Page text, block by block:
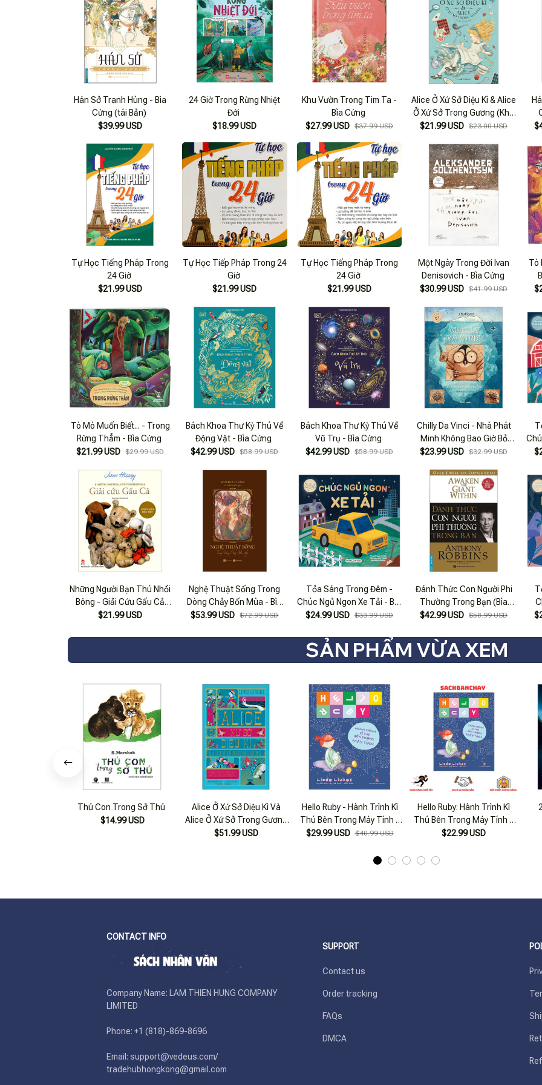
Hán Sở Tranh Hùng - Bìa
Cứng (tái Bản)
$39.99 USD
24 Giờ Trong Rừng Nhiệt
Đới
$18.99 USD
Khu Vườn Trong Tim Ta -
Bìa Cứng
$27.99 USD $37.99 USD
Alice Ở Xứ Sở Diệu Kì & Alice
Ở Xứ Sở Trong Gương (Khổ
16 X 24 Bìa Xanh)
$21.99 USD $23.00 USD
Tự Học Tiếng Pháp Trong
24 Giờ
$21.99 USD
Tự Học Tiếp Pháp Trong 24
Giờ
$21.99 USD
Tự Học Tiếng Pháp Trong
24 Giờ
$21.99 USD
Một Ngày Trong Đời Ivan
Denisovich - Bìa Cứng
$30.99 USD $41.99 USD
Tò
Tò Mò Muốn Biết... - Trong
Rừng Thẳm - Bìa Cứng
$21.99 USD $29.99 USD
Bách Khoa Thư Kỳ Thú Về
Động Vật - Bìa Cứng
$42.99 USD
$58.99 USD
Bách Khoa Thư Kỳ Thú Về
Vũ Trụ - Bìa Cứng
$42.99 USD $58.99 USD
Chilly Da Vinci - Nhà Phát
Minh Không Bao Giờ Bỏ
Cuộc - Bìa Cứng
$23.99 USD $32.99 USD
Những Người Bạn Thú Nhồi
Bông - Giải Cứu Gấu Cả
(bìa Cứng)
$21.99 USD
Nghệ Thuật Sống Trong
Dòng Chảy Bốn Mùa - Bìa
Cứng
$53.99 USD $72.99 USD
Tỏa Sáng Trong Đêm -
Chúc Ngủ Ngon Xe Tải - Bìa
Cứng
$24.99 USD $33.99 USD
Đánh Thức Con Người Phi
Thường Trong Bạn (Bìa
Cứng)
$42.99 USD $58.99 USD
SẢN PHẨM VỪA XEM
Thú Con Trong Sở Thú
$14.99 USD
Alice Ở Xứ Sở Diệu Kì Và
Alice Ở Xứ Sở Trong Gương
(bìa Cứng)
$51.99 USD
Hello Ruby - Hành Trình Kì
Thú Bên Trong Máy Tính -
Bìa Cứng
$29.99 USD $40.99 USD
Hello Ruby: Hành Trình Kì
Thú Bên Trong Máy Tính -
Bìa Cứng
$22.99 USD
CONTACT INFO
Company Name: LAM THIEN HUNG COMPANY
LIMITED
Phone: +1 (818)-869-8696
Email: support@vedeus.com/
tradehubhongkong@gmail.com
SUPPORT
Contact us
Order tracking
FAQs
DMCA